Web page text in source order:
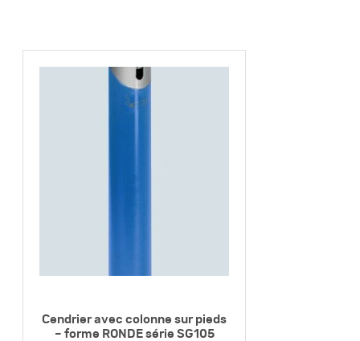
Cendrier avec colonne sur pieds
– forme RONDE série SG105